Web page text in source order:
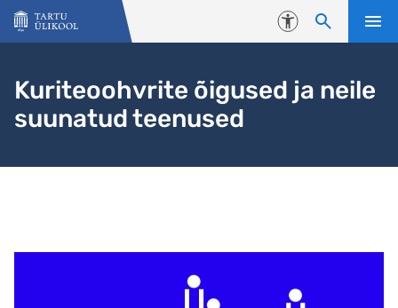
Liigu edasi põhisisu juurde
Juurdepääsetavus
Kuriteoohvrite õigused ja neile
suunatud teenused